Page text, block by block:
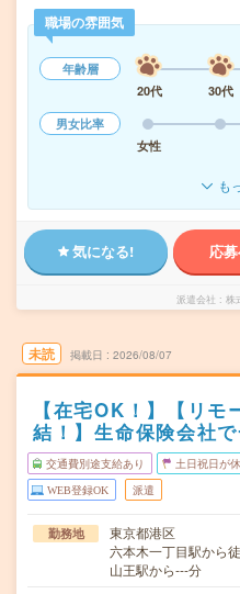
職場の雰囲気
年齢層
20代
30代
男女比率
女性
も
気になる! 応
派遣会社 株
未読 掲載日 2026/08/07
【在宅OK！】【リ
結！】生命保険会社
交通費別途支給あり 土日祝日が
WEB登録OK 派遣
勤務地
東京都港区
六本木一丁目駅から
山王駅から---分